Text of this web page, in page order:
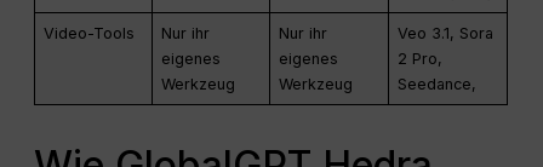
Video-Tools
Nur ihr
eigenes
Werkzeug
Nur ihr
eigenes
Werkzeug
Veo 3.1, Sora
2 Pro,
Seedance,